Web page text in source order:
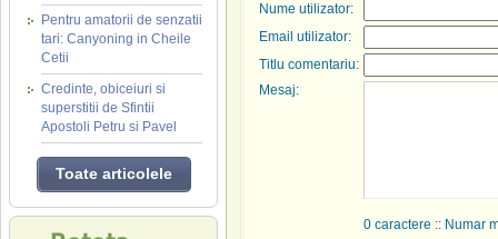
Pentru amatorii de senzatii
tari: Canyoning in Cheile
Cetii
Credinte, obiceiuri si
superstitii de Sfintii
Apostoli Petru si Pavel
Toate articolele
Nume utilizator:
Email utilizator:
Titlu comentariu:
Mesaj:
0 caractere :: Numar